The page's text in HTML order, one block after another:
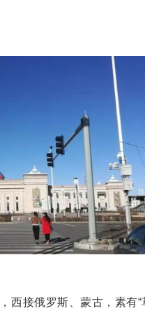
接俄罗斯、蒙古，素有“